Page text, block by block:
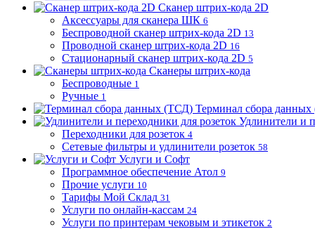
Сканер штрих-кода 2D
Аксессуары для сканера ШК 6
Беспроводной сканер штрих-кода 2D 13
Проводной сканер штрих-кода 2D 16
Стационарный сканер штрих-кода 2D 5
Сканеры штрих-кода
Беспроводные 1
Ручные 1
Терминал сбора
Удлинители и
Переходники для розеток 4
Сетевые фильтры и удлинители розеток 58
Услуги и Софт
Программное обеспечение Атол 9
Прочие услуги 10
Тарифы Мой Склад 31
Услуги по онлайн-кассам 24
Услуги по принтерам чековым и этикеток 2